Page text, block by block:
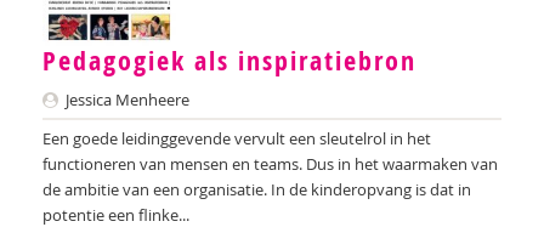
Amber Broek
Martine Broekhuizen
Miranda Bron
Jorn de Bruin
Ed Buitenhek
Pedagogiek als inspiratiebron
Jessica Menheere
Een goede leidinggevende vervult een sleutelrol in het
functioneren van mensen en teams. Dus in het waarmaken van
de ambitie van een organisatie. In de kinderopvang is dat in
potentie een flinke...